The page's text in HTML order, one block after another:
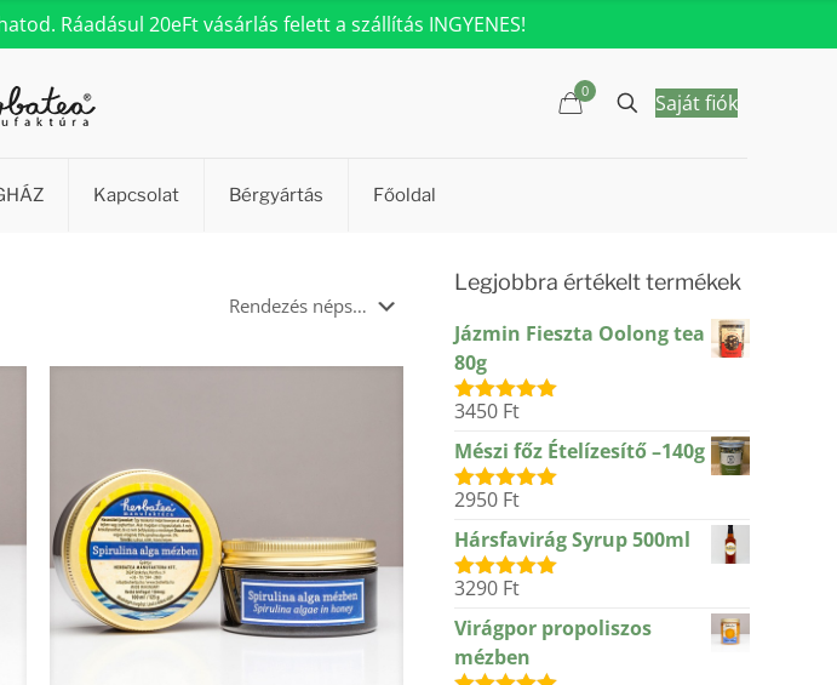
Ráadásul 20eFt vásárlás felett a szállítás INGYENES!
Kapcsolat Bérgyártás Főoldal
0 Saját fiók
Legjobbra értékelt termékek
Jázmin Fieszta Oolong tea
80g
Értékelés:
3450 Ft
Mészi főz Ételízesítő –140g
Értékelés:
2950 Ft
Hársfavirág Syrup 500ml
Értékelés:
3290 Ft
Virágpor propoliszos
mézben